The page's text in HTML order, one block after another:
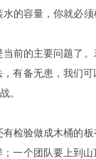
的容量，你就必须
前的主要问题了。
有备无患，我们
。
检验做成木桶的板
一个团队要上到